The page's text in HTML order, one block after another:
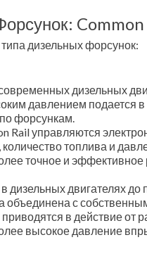
дизельных форсунок:
дизельных
давлением подается
форсункам.
Rail управляются
топлива и
точное и
дизельных двигателях
объединена с
в действие от
высокое давление